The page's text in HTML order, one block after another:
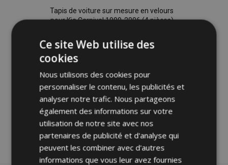
Tapis de voiture sur mesure en velours
pour Kia Carnival 1999-2006 (4 pièces)
à la
liste
d'achats
Ce site Web utilise des
cookies
Nous utilisons des cookies pour
personnaliser le contenu, les publicités et
analyser notre trafic. Nous partageons
également des informations sur votre
utilisation de notre site avec nos
partenaires de publicité et d'analyse qui
peuvent les combiner avec d'autres
informations que vous leur avez fournies